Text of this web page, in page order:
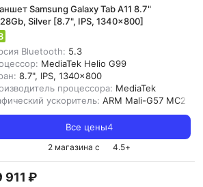
Samsung Galaxy Tab A11 8.7"
Silver [8.7", IPS, 1340x800]
Bluetooth: 5.3
MediaTek Helio G99
8.7", IPS, 1340x800
процессора: MediaTek
ускоритель: ARM Mali-G57 MC2
Все цены4
2 магазина с 4.5+
911 ₽